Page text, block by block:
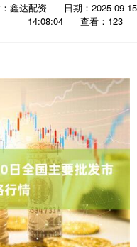
鑫达配资
日期：2025-09-15
14:08:04
查看：123